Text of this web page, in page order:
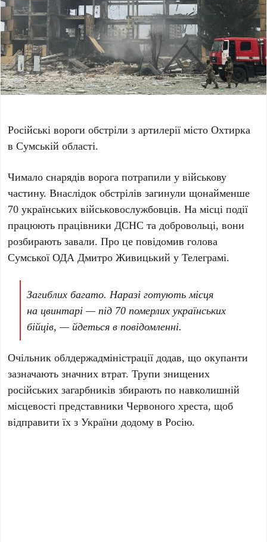
Російські вороги обстріли з артилерії місто Охтирка
в Сумській області.
Чимало снарядів ворога потрапили у військову
частину. Внаслідок обстрілів загинули щонайменше
70 українських військовослужбовців. На місці події
працюють працівники ДСНС та добровольці, вони
розбирають завали. Про це повідомив голова
Сумської ОДА Дмитро Живицький у Телеграмі.
Загиблих багато. Наразі готують місця
на цвинтарі — під 70 померлих українських
бійців, — йдеться в повідомленні.
Очільник облдержадміністрації додав, що окупанти
зазначають значних втрат. Трупи знищених
російських загарбників збирають по навколишній
місцевості представники Червоного хреста, щоб
відправити їх з України додому в Росію.